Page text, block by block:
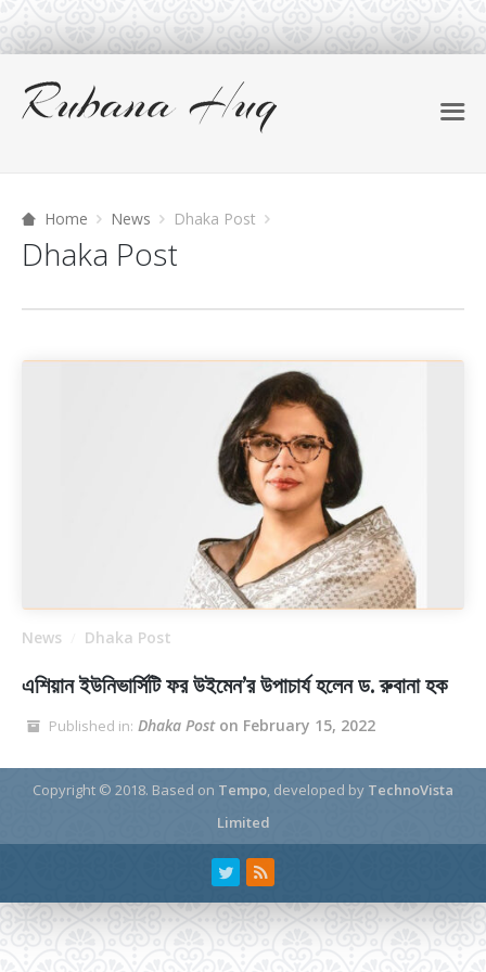
Home News Dhaka Post
Dhaka Post
News Dhaka Post
এশিয়ান ইউনিভার্সিটি ফর উইমেন’র উপাচার্য হলেন ড. রুবানা হক
Published in: Dhaka Poston February 15, 2022
Copyright © 2018. Based on Tempo , developed by TechnoVista
Limited